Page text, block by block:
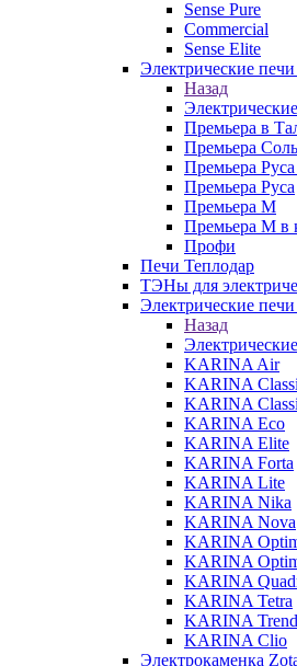
Sense Pure
Commercial
Sense Elite
Электрические
Назад
Премьера в
Премьера Cоль
Премьера
Премьера Руса
Премьера М
Премьера М в
Профи
Печи Теплодар
ТЭНы для
Электрические
Назад
KARINA Air
KARINA
KARINA
KARINA Eco
KARINA Elite
KARINA Forta
KARINA Lite
KARINA Nika
KARINA Nova
KARINA
KARINA
KARINA
KARINA Tetra
KARINA Trend
KARINA Clio
Электрокаменка